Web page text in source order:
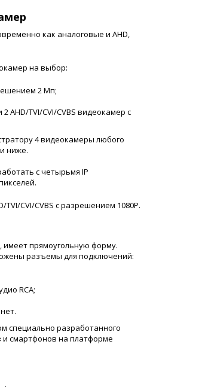
как аналоговые и AHD,
на выбор:
2 Мп;
AHD/TVI/CVI/CVBS видеокамер с
4 видеокамеры любого
ниже.
с четырьмя IP
CVI/CVBS с разрешением 1080P.
имеет прямоугольную форму.
разъемы для подключений:
RCA;
специально разработанного
смартфонов на платформе